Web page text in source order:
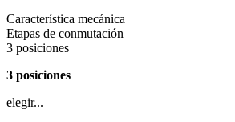
Característica mecánica
Etapas de conmutación
3 posiciones
3 posiciones
elegir...